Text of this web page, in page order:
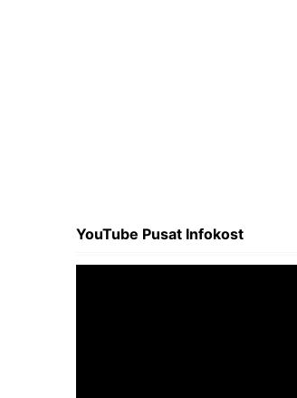
YouTube Pusat Infokost